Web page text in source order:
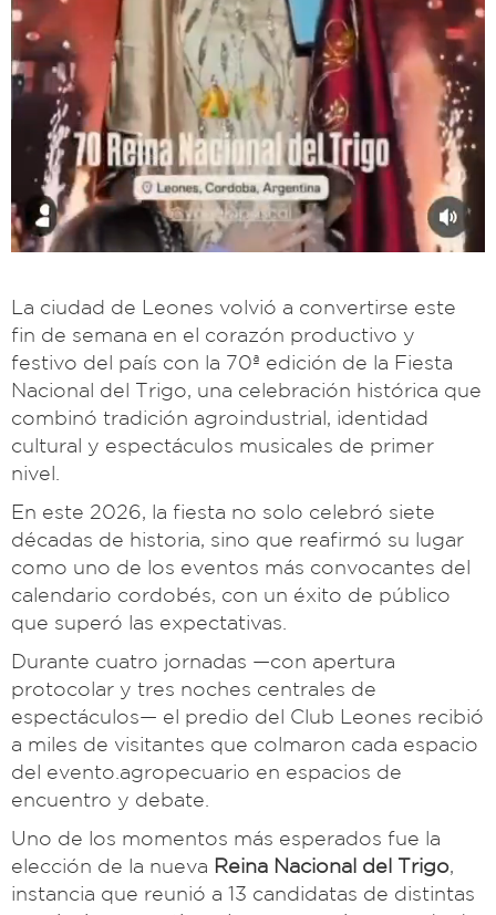
La ciudad de Leones volvió a convertirse este
fin de semana en el corazón productivo y
festivo del país con la 70ª edición de la Fiesta
Nacional del Trigo, una celebración histórica que
combinó tradición agroindustrial, identidad
cultural y espectáculos musicales de primer
nivel.
En este 2026, la fiesta no solo celebró siete
décadas de historia, sino que reafirmó su lugar
como uno de los eventos más convocantes del
calendario cordobés, con un éxito de público
que superó las expectativas.
Durante cuatro jornadas —con apertura
protocolar y tres noches centrales de
espectáculos— el predio del Club Leones recibió
a miles de visitantes que colmaron cada espacio
del evento.agropecuario en espacios de
encuentro y debate.
Uno de los momentos más esperados fue la
elección de la nueva Reina Nacional del Trigo
instancia que reunió a 13 candidatas de distintas